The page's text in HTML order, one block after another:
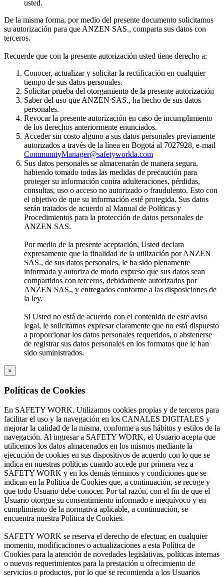
usted.
De la misma forma, por medio del presente documento solicitamos
su autorización para que ANZEN SAS., comparta sus datos con
terceros.
Recuerde que con la presente autorización usted tiene derecho a:
Conocer, actualizar y solicitar la rectificación en cualquier
tiempo de sus datos personales.
Solicitar prueba del otorgamiento de la presente autorización
Saber del uso que ANZEN SAS., ha hecho de sus datos
personales.
Revocar la presente autorización en caso de incumplimiento
de los derechos anteriormente enunciados.
Acceder sin costo alguno a sus datos personales previamente
autorizados a través de la línea en Bogotá al 7027928, e-mail
CommunityManager@safetyworkla.com
Sus datos personales se almacenarán de manera segura,
habiendo tomado todas las medidas de precaución para
proteger su información contra adulteraciones, pérdidas,
consultas, uso o acceso no autorizado o fraudulento. Esto con
el objetivo de que su información esté protegida. Sus datos
serán tratados de acuerdo al Manual de Políticas y
Procedimientos para la protección de datos personales de
ANZEN SAS.
Por medio de la presente aceptación, Usted declara
expresamente que la finalidad de la utilización por ANZEN
SAS., de sus datos personales, le ha sido plenamente
informada y autoriza de modo expreso que sus datos sean
compartidos con terceros, debidamente autorizados por
ANZEN SAS., y entregados conforme a las disposiciones de
la ley.
Si Usted no está de acuerdo con el contenido de este aviso
legal, le solicitamos expresar claramente que no está dispuesto
a proporcionar los datos personales requeridos, o abstenerse
de registrar sus datos personales en los formatos que le han
sido suministrados.
×
Políticas de Cookies
En SAFETY WORK. Utilizamos cookies propias y de terceros para
facilitar el uso y la navegación en los CANALES DIGITALES y
mejorar la calidad de la misma, conforme a sus hábitos y estilos de la
navegación. Al ingresar a SAFETY WORK, el Usuario acepta que
utilicemos los datos almacenados en los mismos mediante la
ejecución de cookies en sus dispositivos de acuerdo con lo que se
indica en nuestras políticas cuando accede por primera vez a
SAFETY WORK y en los demás términos y condiciones que se
indican en la Política de Cookies que, a continuación, se recoge y
que todo Usuario debe conocer. Por tal razón, con el fin de que el
Usuario otorgue su consentimiento informado e inequívoco y en
cumplimiento de la normativa aplicable, a continuación, se
encuentra nuestra Política de Cookies.
SAFETY WORK se reserva el derecho de efectuar, en cualquier
momento, modificaciones o actualizaciones a esta Política de
Cookies para la atención de novedades legislativas, políticas internas
o nuevos requerimientos para la prestación u ofrecimiento de
servicios o productos, por lo que se recomienda a los Usuarios